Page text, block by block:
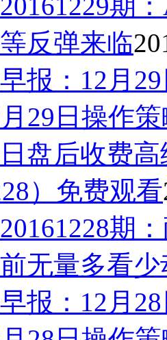
反弹来临
报：12月
29日操作
盘后收费
）免费观看
期
无量多看少
报：12月